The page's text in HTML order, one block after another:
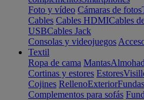
Foto y vídeo Cámaras de fotos
Cables Cables HDMICables
USBCables Jack
Consolas y videojuegos
Textil
Ropa de cama Mantas
Cortinas y estores Estores
Cojines RellenoExteriorFundas
Complementos para sofás